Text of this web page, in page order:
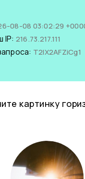
08-08 03:02:29
IP: 216.73.217.111
T2IX2AFZiCg1
картинку